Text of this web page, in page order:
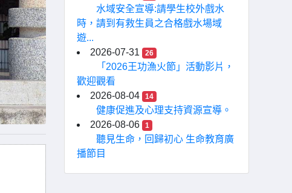
水域安全宣導:請學生校外戲水
時，請到有救生員之合格戲水場域
遊...
2026-07-31
26
「2026王功漁火節」活動影片，
歡迎觀看
2026-08-04
14
健康促進及心理支持資源宣導。
2026-08-06
1
聽見生命，回歸初心 生命教育廣
播節目